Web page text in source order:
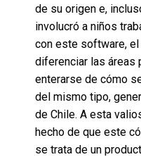
de su origen e,
involucró a niños
con este software,
diferenciar las áreas
enterarse de cómo
del mismo tipo,
de Chile. A esta
hecho de que este
se trata de un